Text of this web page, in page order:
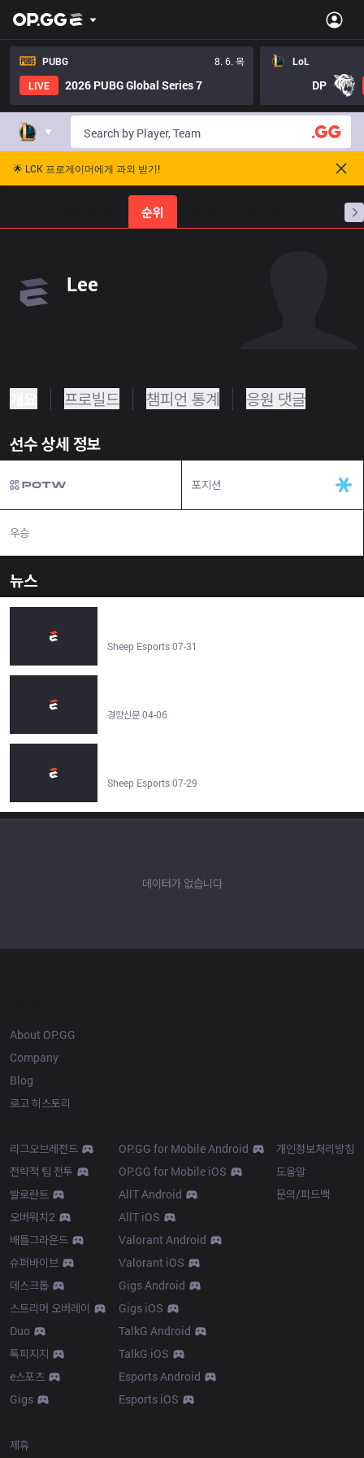
PUBG
8. 6. 목
LIVE
2026 PUBG Global Series 7
LoL
DP
🌟 LCK 프로게이머에게 과외 받기!
순위 프로빌
Lee
프로빌드 챔피언 통계 응원 댓글
선수 상세 정보
포지션
우승
뉴스
Sheep Esports 07-31
- 경향신문
경향신문 04-06
Sheep Esports 07-29
데이터가 없습니다
About OP.GG
Company
Blog
로고 히스토리
리그오브레전드
전략적 팀 전투
발로란트
오버워치2
배틀그라운드
슈퍼바이브
데스크톱
스트리머 오버레이
Duo
톡피지지
e스포츠
Gigs
OP.GG for Mobile Android
OP.GG for Mobile iOS
AllT Android
AllT iOS
Valorant Android
Valorant iOS
Gigs Android
Gigs iOS
TalkG Android
TalkG iOS
Esports Android
Esports iOS
개인정보처리방침
도움말
문의/피드백
제휴